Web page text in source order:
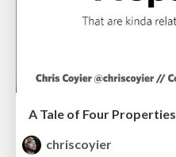
A Tale of Four Properties
chriscoyier